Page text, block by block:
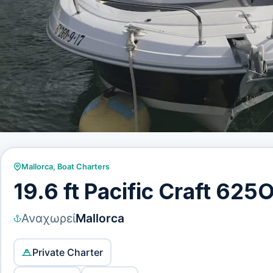
Mallorca, Boat Charters
19.6 ft Pacific Craft
ΑναχωρείMallorca
Private Charter